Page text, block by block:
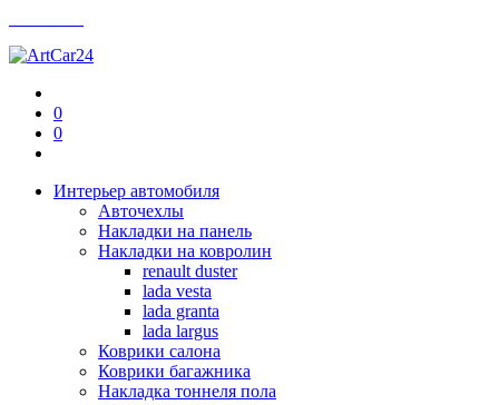
0
0
Интерьер автомобиля
Авточехлы
Накладки на панель
Накладки на ковролин
renault duster
lada vesta
lada granta
lada largus
Коврики салона
Коврики багажника
Накладка тоннеля пола